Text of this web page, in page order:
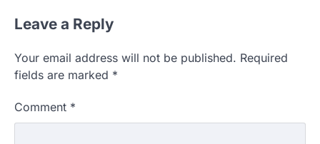
Leave a Reply
Your email address will not be published. Required
fields are marked *
Comment *